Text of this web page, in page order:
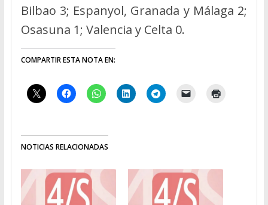
Bilbao 3; Espanyol, Granada y Málaga 2;
Osasuna 1; Valencia y Celta 0.
COMPARTIR ESTA NOTA EN:
NOTICIAS RELACIONADAS